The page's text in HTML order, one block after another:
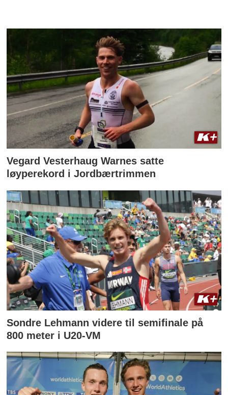
Vegard Vesterhaug Warnes satte
løyperekord i Jordbærtrimmen
Sondre Lehmann videre til semifinale på
800 meter i U20-VM